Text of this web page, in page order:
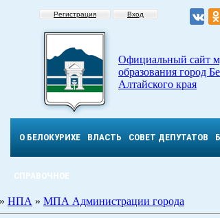
Регистрация Вход
Официальный сайт
образования город
Алтайского края
О БЕЛОКУРИХЕ ВЛАСТЬ СОВЕТ ДЕПУТАТОВ
СПРАВОЧНОЕ
» НПА » МПА Администрации города